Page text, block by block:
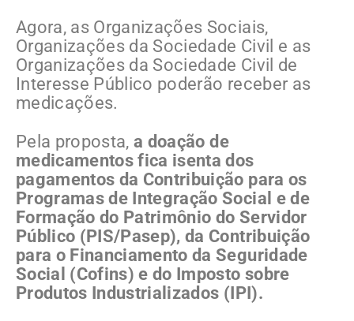
Agora, as Organizações Sociais,
Organizações da Sociedade Civil e as
Organizações da Sociedade Civil de
Interesse Público poderão receber as
medicações.
Pela proposta,a doação de
medicamentos fica isenta dos
pagamentos da Contribuição para os
Programas de Integração Social e de
Formação do Patrimônio do Servidor
Público (PIS/Pasep), da Contribuição
para o Financiamento da Seguridade
Social (Cofins) e do Imposto sobre
Produtos Industrializados (IPI).